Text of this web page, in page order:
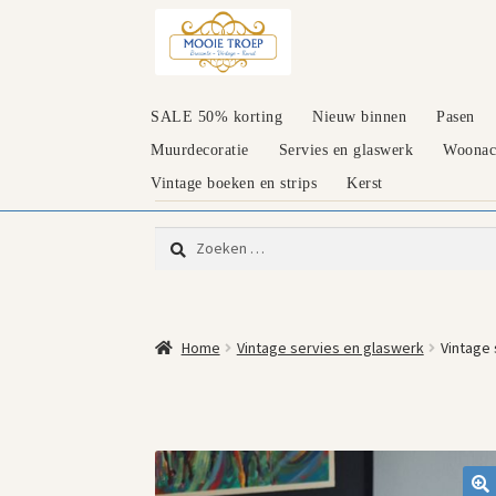
door
naar
SALE 50% korting Nieuw binnen
Pasen
Muurdecoratie
Servies en glaswerk
Vintage boeken en strips
Kerst
Zoeken
naar:
Home Vintage servies en glaswerk Vintage